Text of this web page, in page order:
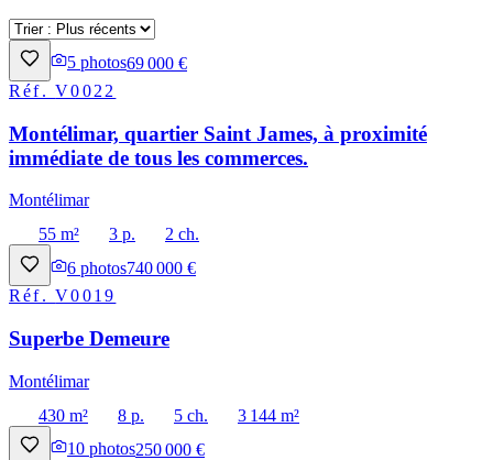
5 photos69 000 €
Réf.V0022
Montélimar, quartier Saint James, à proximité
immédiate de tous les commerces.
Montélimar
55 m²
3 p.
2 ch.
6 photos740 000 €
Réf.V0019
Superbe Demeure
Montélimar
430 m²
8 p. 5 ch.
3 144 m²
10 photos250 000 €